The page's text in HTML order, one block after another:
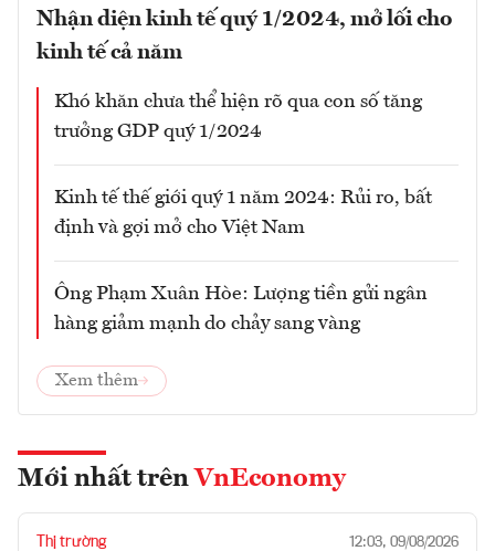
Nhận diện kinh tế quý 1/2024, mở lối cho
kinh tế cả năm
Khó khăn chưa thể hiện rõ qua con số tăng
trưởng GDP quý 1/2024
Kinh tế thế giới quý 1 năm 2024: Rủi ro, bất
định và gợi mở cho Việt Nam
Ông Phạm Xuân Hòe: Lượng tiền gửi ngân
hàng giảm mạnh do chảy sang vàng
Xem thêm
Mới nhất trên VnEconomy
Thị trường 12:03, 09/08/2026